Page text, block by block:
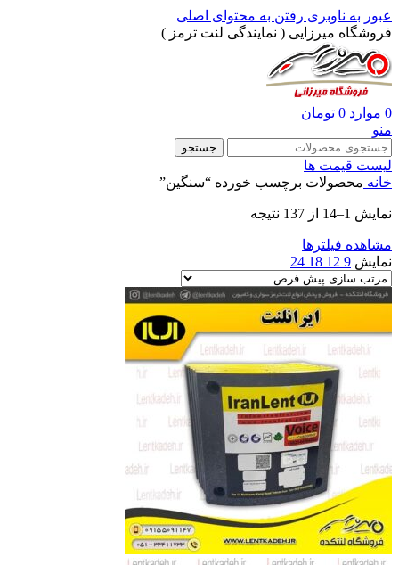
عبور به ناوبری رفتن به محتوای اصلی
فروشگاه میرزایی ( نمایندگی لنت ترمز )
0 موارد 0 تومان
منو
جستجو
لیست قیمت ها
خانه محصولات برچسب خورده “سنگین”
نمایش 1–14 از 137 نتیجه
مشاهده فیلترها
نمایش 9
12
18
24